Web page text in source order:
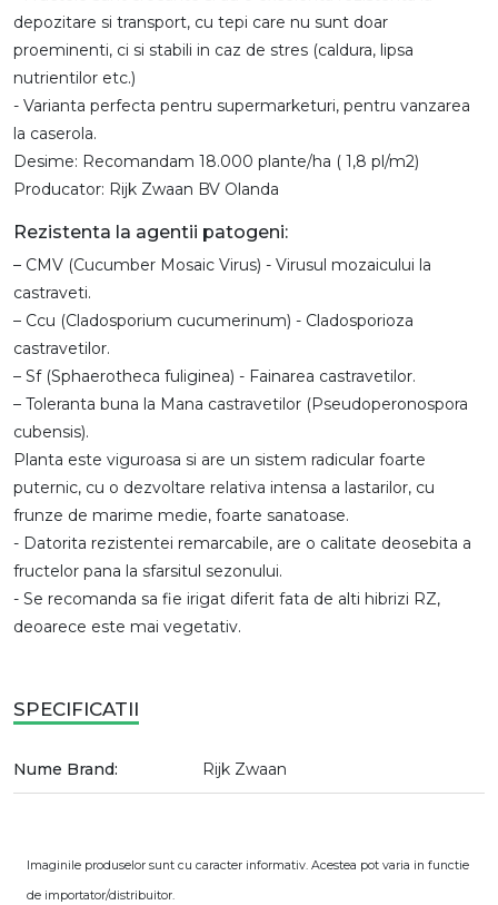
depozitare si transport, cu tepi care nu sunt doar
proeminenti, ci si stabili in caz de stres (caldura, lipsa
nutrientilor etc.)
- Varianta perfecta pentru supermarketuri, pentru vanzarea
la caserola.
Desime: Recomandam 18.000 plante/ha ( 1,8 pl/m2)
Producator: Rijk Zwaan BV Olanda
Rezistenta la agentii patogeni:
– CMV (Cucumber Mosaic Virus) - Virusul mozaicului la
castraveti.
– Ccu (Cladosporium cucumerinum) - Cladosporioza
castravetilor.
– Sf (Sphaerotheca fuliginea) - Fainarea castravetilor.
– Toleranta buna la Mana castravetilor (Pseudoperonospora
cubensis).
Planta este viguroasa si are un sistem radicular foarte
puternic, cu o dezvoltare relativa intensa a lastarilor, cu
frunze de marime medie, foarte sanatoase.
- Datorita rezistentei remarcabile, are o calitate deosebita a
fructelor pana la sfarsitul sezonului.
- Se recomanda sa fie irigat diferit fata de alti hibrizi RZ,
deoarece este mai vegetativ.
SPECIFICATII
Nume Brand: Rijk Zwaan
Imaginile produselor sunt cu caracter informativ. Acestea pot varia in functie
de importator/distribuitor.